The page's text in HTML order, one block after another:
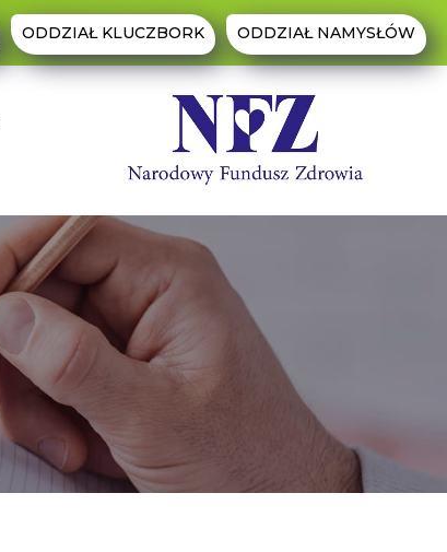
ODDZIAŁ KLUCZBORK ODDZIAŁ NAMYSŁÓW